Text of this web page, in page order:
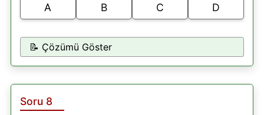
A B C D
📝 Çözümü Göster
Soru 8